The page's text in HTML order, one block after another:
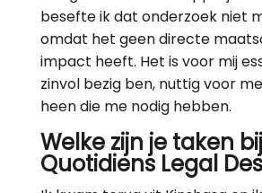
besefte ik dat onderzoek niet
omdat het geen directe
impact heeft. Het is voor mij
zinvol bezig ben, nuttig voor
heen die me nodig hebben.
Welke zijn je taken
Quotidiens Legal